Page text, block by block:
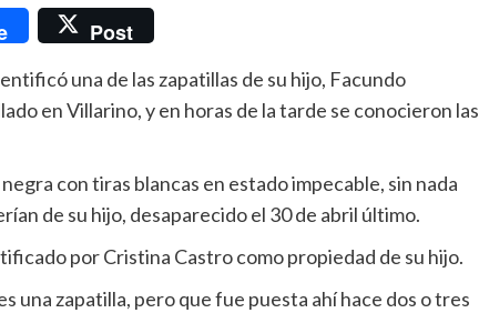
Post
una de las zapatillas de su hijo, Facundo
en Villarino, y en horas de la tarde se conocieron las
con tiras blancas en estado impecable, sin nada
de su hijo, desaparecido el 30 de abril último.
por Cristina Castro como propiedad de su hijo.
una zapatilla, pero que fue puesta ahí hace dos o tres